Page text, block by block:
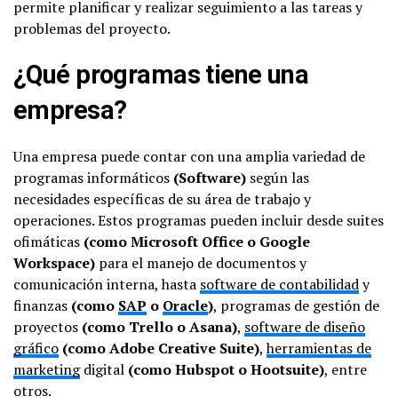
permite planificar y realizar seguimiento a las tareas y
problemas del proyecto.
¿Qué programas tiene una
empresa?
Una empresa puede contar con una amplia variedad de
programas informáticos (Software) según las
necesidades específicas de su área de trabajo y
operaciones. Estos programas pueden incluir desde suites
ofimáticas (como Microsoft Office o Google
Workspace) para el manejo de documentos y
comunicación interna, hasta software de contabilidady
finanzas (como SAP o Oracle), programas de gestión de
proyectos (como Trello o Asana), software de diseño
gráfico (como Adobe Creative Suite),herramientas de
marketingdigital (como Hubspot o Hootsuite), entre
otros.